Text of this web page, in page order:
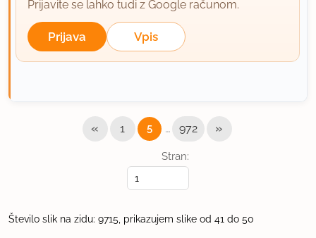
Prijavite se lahko tudi z Google računom.
Prijava Vpis
Stran:
« 1 5 … 972 »
Število slik na zidu: 9715, prikazujem slike od 41 do 50